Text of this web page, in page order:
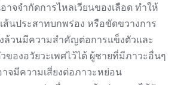
าจจำกัดการไหลเวียนของเลือด ทำให้
ส้นประสาทบกพร่อง หรือขัดขวางการ
ล้วนมีความสำคัญต่อการแข็งตัวและ
ของอวัยวะเพศไว้ได้ ผู้ชายที่มีภาวะอื่นๆ
าจมีความเสี่ยงต่อภาวะหย่อน